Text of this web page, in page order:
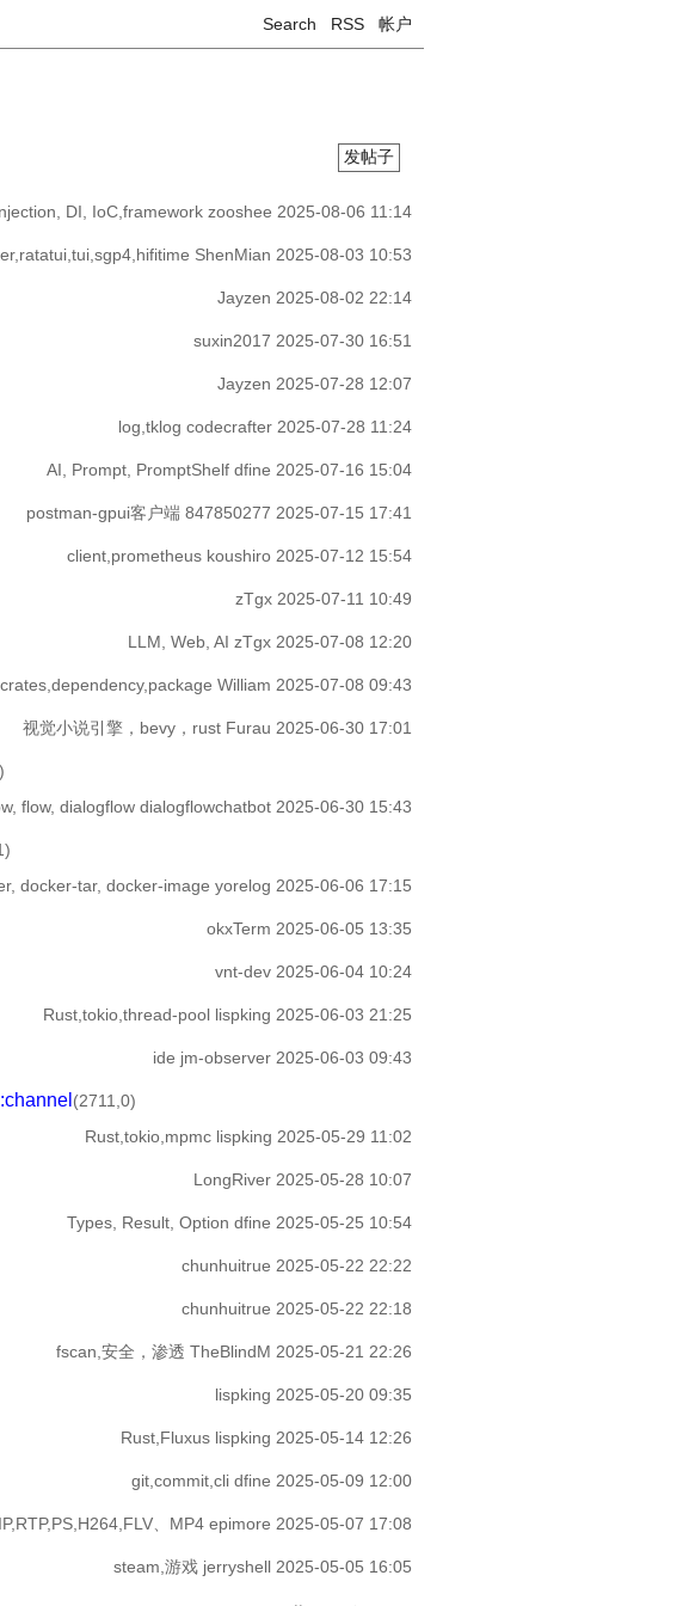
Search RSS 帐户
发帖子
DI, IoC,framework zooshee 2025-08-06 11:14
ShenMian 2025-08-03 10:53
Jayzen 2025-08-02 22:14
suxin2017 2025-07-30 16:51
Jayzen 2025-07-28 12:07
log,tklog codecrafter 2025-07-28 11:24
AI, Prompt, PromptShelf dfine 2025-07-16 15:04
postman-gpui客户端 847850277 2025-07-15 17:41
client,prometheus koushiro 2025-07-12 15:54
zTgx 2025-07-11 10:49
LLM, Web, AI zTgx 2025-07-08 12:20
crates,dependency,package William 2025-07-08 09:43
视觉小说引擎，bevy，rust Furau 2025-06-30 17:01
flow, dialogflow dialogflowchatbot 2025-06-30 15:43
docker-tar, docker-image yorelog 2025-06-06 17:15
okxTerm 2025-06-05 13:35
vnt-dev 2025-06-04 10:24
Rust,tokio,thread-pool lispking 2025-06-03 21:25
ide jm-observer 2025-06-03 09:43
(2711,0)
Rust,tokio,mpmc lispking 2025-05-29 11:02
LongRiver 2025-05-28 10:07
Types, Result, Option dfine 2025-05-25 10:54
chunhuitrue 2025-05-22 22:22
chunhuitrue 2025-05-22 22:18
fscan,安全，渗透 TheBlindM 2025-05-21 22:26
lispking 2025-05-20 09:35
Rust,Fluxus lispking 2025-05-14 12:26
git,commit,cli dfine 2025-05-09 12:00
、MP4 epimore 2025-05-07 17:08
steam,游戏 jerryshell 2025-05-05 16:05